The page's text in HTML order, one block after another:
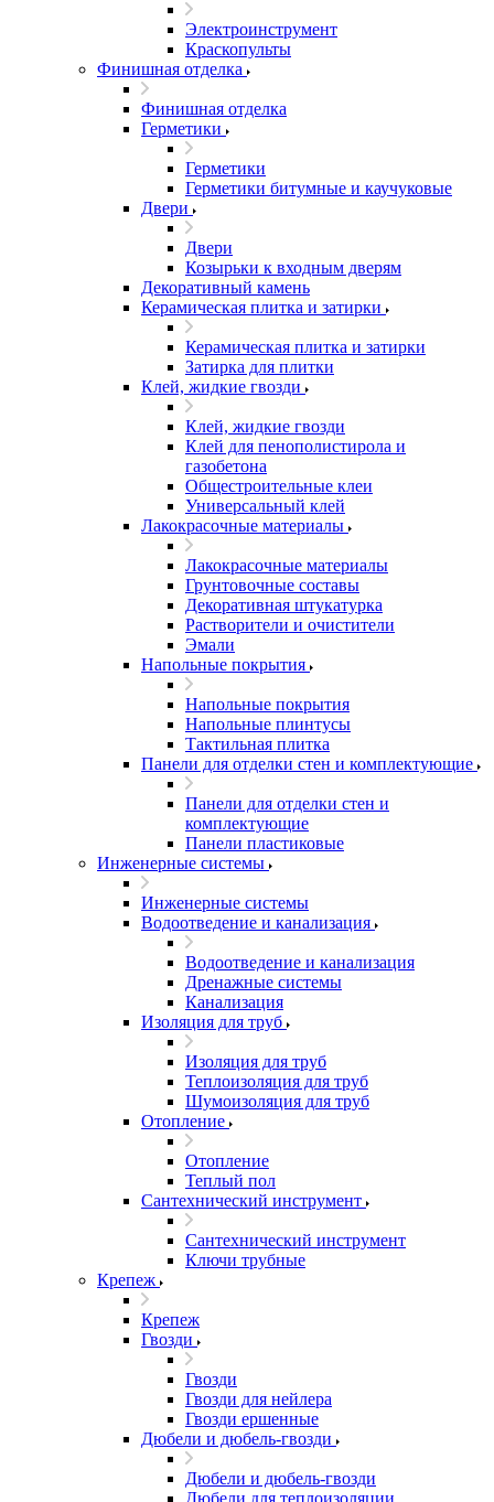
Электроинструмент
Краскопульты
Финишная отделка
Финишная отделка
Герметики
Герметики
Герметики битумные и каучуковые
Двери
Двери
Козырьки к входным дверям
Декоративный камень
Керамическая плитка и затирки
Керамическая плитка и затирки
Затирка для плитки
Клей, жидкие гвозди
Клей, жидкие гвозди
Клей для пенополистирола и
газобетона
Общестроительные клеи
Универсальный клей
Лакокрасочные материалы
Лакокрасочные материалы
Грунтовочные составы
Декоративная штукатурка
Растворители и очистители
Эмали
Напольные покрытия
Напольные покрытия
Напольные плинтусы
Тактильная плитка
Панели для отделки стен и комплектующие
Панели для отделки стен и
комплектующие
Панели пластиковые
Инженерные системы
Инженерные системы
Водоотведение и канализация
Водоотведение и канализация
Дренажные системы
Канализация
Изоляция для труб
Изоляция для труб
Теплоизоляция для труб
Шумоизоляция для труб
Отопление
Отопление
Теплый пол
Сантехнический инструмент
Сантехнический инструмент
Ключи трубные
Крепеж
Крепеж
Гвозди
Гвозди
Гвозди для нейлера
Гвозди ершенные
Дюбели и дюбель-гвозди
Дюбели и дюбель-гвозди
Дюбели для теплоизоляции